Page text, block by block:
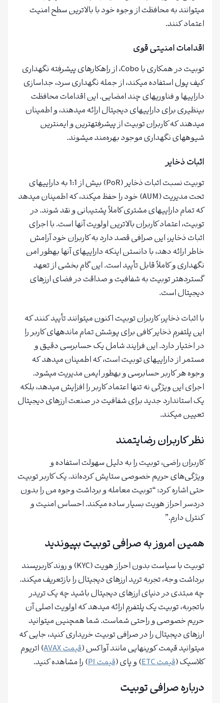
میتوانند به محافظت از وجوه خود با بالاترین سطح امنیت
اعتماد کنند.
اقدامات امنیتی قوی
توبیت در همکاری با Cobo، از راهکارهای پیشرفته نگهداری
کیف پول استفاده میکند، از جمله نگهداری سرد، جداسازی
داراییها و فناوریهای چند امضایی. این اقدامات محافظت
بینظیری برای داراییهای دیجیتال ارائه میدهند، و اطمینان
میدهند که کاربران توبیت از پیشرفتهترین و ایمنترین
شیوههای نگهداری موجود بهره‌مند میشوند.
اثبات ذخایر
توبیت نسبت اثبات ذخایر (PoR) بیش از 1:1 به داراییهای
تحت مدیریت (AUM) خود را حفظ میکند، که اطمینان میدهد
که تمام داراییهای مشتری کاملاً پشتیبانی و نقد شوند. در
توبیت، اعتماد کاربران بالاترین اولویت آنها است. با اجرای
اثبات ذخایر، این صرافی قصد دارد به کاربران خود آرامش
خاطر ارائه دهد، با دانستن اینکه داراییهای آنها بهطور امن
نگهداری و کاملاً قابل تأیید است. این گام بخشی از تعهد
گستردهتر توبیت به شفافیت و صداقت در فضای ارزهای
دیجیتال است.
با اثبات ذخایر، کاربران توبیت اکنون میتوانند تأیید کنند که
این پلتفرم ذخایر کافی برای پوشش تمام ماندههای کاربر را
در اختیار دارد. این فرایند شامل یک حسابرسی دقیق و
مستمر از داراییهای توبیت است، که اطمینان میدهد که
وجوه هر کاربر حسابرسی و بهطور ایمن مدیریت میشود.
اجرای این ویژگی نه تنها اعتماد کاربر را افزایش میدهد، بلکه
یک استاندارد جدید برای شفافیت در صنعت ارزهای دیجیتال
تعیین میکند.
نظر کاربران رضایتمند
کاربران راضی، توبیت را به دلیل سهولت استفاده و
ویژگی‌های حریم خصوصی ستایش کرده‌اند. یک کاربر توبیت
حتی اشاره کرد: “توبیت معامله و برداشت وجوه من را بدون
دردسر احراز هویت بسیار ساده میکند. احساس امنیت و
کنترل دارم.”
همین امروز به صرافی توبیت بپیوندید
توبیت با سیاست بدون احراز هویت (KYC) و روند کاربرپسند
برداشت وجه، تجربه ترید ارزهای دیجیتال را بازتعریف میکند.
چه مبتدی در دنیای ارزهای دیجیتال باشید چه یک تریدر
باتجربه، توبیت یک پلتفرم ارائه میدهد که اولویت اصلی آن
حریم خصوصی و راحتی شماست. شما همچنین میتوانید
ارزهای دیجیتال را در صرافی توبیت خریداری کنید، جایی که
میتوانید قیمت کوینهایی مانند آواکس (قیمت AVAX
) اتریوم
کلاسیک (قیمت ETC ) و پای (قیمت PI ) را مشاهده کنید.
درباره صرافی توبیت